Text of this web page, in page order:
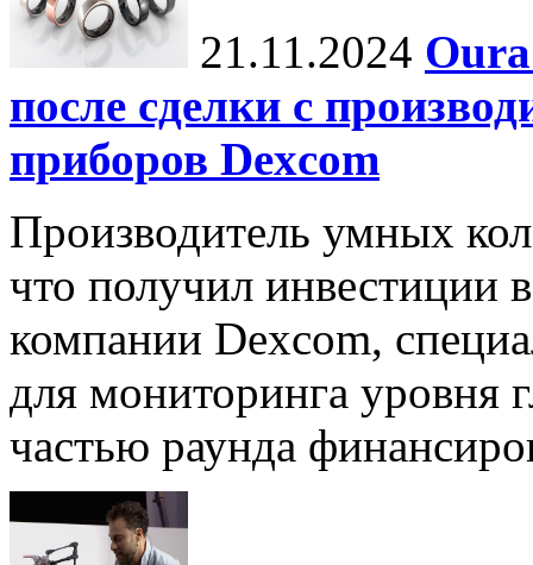
21.11.2024
после сделки с
приборов Dexcom
Производитель умных
что получил инвестиции
компании Dexcom,
для мониторинга уровня
частью раунда